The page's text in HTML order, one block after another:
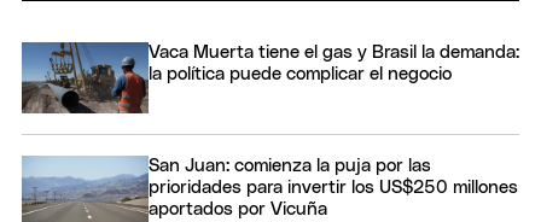
Vaca Muerta tiene el gas y Brasil la demanda:
la política puede complicar el negocio
San Juan: comienza la puja por las
prioridades para invertir los US$250 millones
aportados por Vicuña